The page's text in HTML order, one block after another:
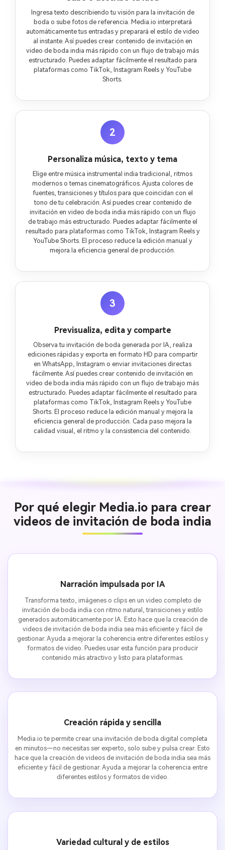
Ingresa texto describiendo tu visión para la invitación de
boda o sube fotos de referencia. Media.io interpretará
automáticamente tus entradas y preparará el estilo de video
al instante. Así puedes crear contenido de invitación en
video de boda india más rápido con un flujo de trabajo más
estructurado. Puedes adaptar fácilmente el resultado para
plataformas como TikTok, Instagram Reels y YouTube
Shorts.
2
Personaliza música, texto y tema
Elige entre música instrumental india tradicional, ritmos
modernos o temas cinematográficos. Ajusta colores de
fuentes, transiciones y títulos para que coincidan con el
tono de tu celebración. Así puedes crear contenido de
invitación en video de boda india más rápido con un flujo
de trabajo más estructurado. Puedes adaptar fácilmente el
resultado para plataformas como TikTok, Instagram Reels y
YouTube Shorts. El proceso reduce la edición manual y
mejora la eficiencia general de producción.
3
Previsualiza, edita y comparte
Observa tu invitación de boda generada por IA, realiza
ediciones rápidas y exporta en formato HD para compartir
en WhatsApp, Instagram o enviar invitaciones directas
fácilmente. Así puedes crear contenido de invitación en
video de boda india más rápido con un flujo de trabajo más
estructurado. Puedes adaptar fácilmente el resultado para
plataformas como TikTok, Instagram Reels y YouTube
Shorts. El proceso reduce la edición manual y mejora la
eficiencia general de producción. Cada paso mejora la
calidad visual, el ritmo y la consistencia del contenido.
Por qué elegir Media.io para crear
videos de invitación de boda india
Narración impulsada por IA
Transforma texto, imágenes o clips en un video completo de
invitación de boda india con ritmo natural, transiciones y estilo
generados automáticamente por IA. Esto hace que la creación de
videos de invitación de boda india sea más eficiente y fácil de
gestionar. Ayuda a mejorar la coherencia entre diferentes estilos y
formatos de video. Puedes usar esta función para producir
contenido más atractivo y listo para plataformas.
Creación rápida y sencilla
Media.io te permite crear una invitación de boda digital completa
en minutos—no necesitas ser experto, solo sube y pulsa crear. Esto
hace que la creación de videos de invitación de boda india sea más
eficiente y fácil de gestionar. Ayuda a mejorar la coherencia entre
diferentes estilos y formatos de video.
Variedad cultural y de estilos